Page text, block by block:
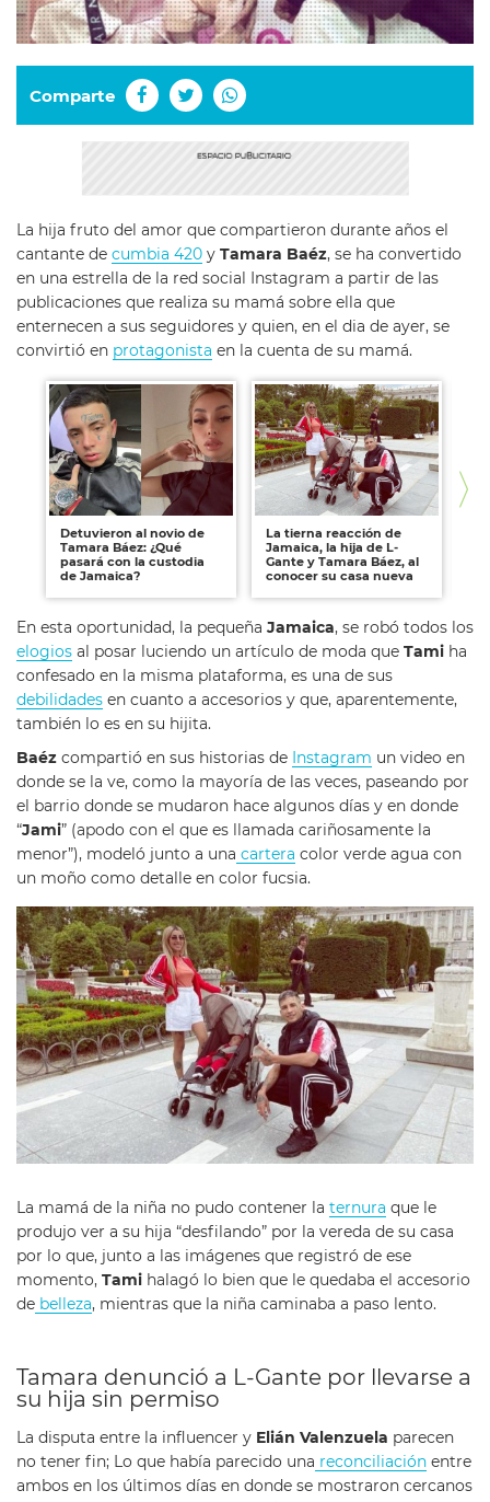
Comparte
La hija fruto del amor que compartieron durante años el
cantante de cumbia 420 y Tamara Baéz, se ha convertido
en una estrella de la red social Instagram a partir de las
publicaciones que realiza su mamá sobre ella que
enternecen a sus seguidores y quien, en el dia de ayer, se
convirtió en protagonista en la cuenta de su mamá.
Detuvieron al novio de
Tamara Báez: ¿Qué
pasará con la custodia
de Jamaica?
La tierna reacción de
Jamaica, la hija de L-
Gante y Tamara Báez, al
conocer su casa nueva
En esta oportunidad, la pequeña Jamaica, se robó todos los
elogios al posar luciendo un artículo de moda que Tami ha
confesado en la misma plataforma, es una de sus
debilidades en cuanto a accesorios y que, aparentemente,
también lo es en su hijita.
Baéz compartió en sus historias de Instagram un video en
donde se la ve, como la mayoría de las veces, paseando por
el barrio donde se mudaron hace algunos días y en donde
“Jami” (apodo con el que es llamada cariñosamente la
menor”), modeló junto a una cartera color verde agua con
un moño como detalle en color fucsia.
La mamá de la niña no pudo contener la ternura que le
produjo ver a su hija “desfilando” por la vereda de su casa
por lo que, junto a las imágenes que registró de ese
momento, Tami halagó lo bien que le quedaba el accesorio
de belleza, mientras que la niña caminaba a paso lento.
Tamara denunció a L-Gante por llevarse a
su hija sin permiso
La disputa entre la influencer y Elián Valenzuela parecen
no tener fin; Lo que había parecido una reconciliación entre
ambos en los últimos días en donde se mostraron cercanos